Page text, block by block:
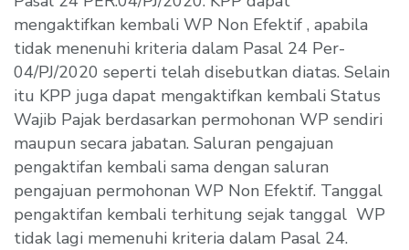
mengaktifkan kembali WP Non Efektif , apabila
tidak menenuhi kriteria dalam Pasal 24 Per-
04/PJ/2020 seperti telah disebutkan diatas. Selain
itu KPP juga dapat mengaktifkan kembali Status
Wajib Pajak berdasarkan permohonan WP sendiri
maupun secara jabatan. Saluran pengajuan
pengaktifan kembali sama dengan saluran
pengajuan permohonan WP Non Efektif. Tanggal
pengaktifan kembali terhitung sejak tanggal WP
tidak lagi memenuhi kriteria dalam Pasal 24.